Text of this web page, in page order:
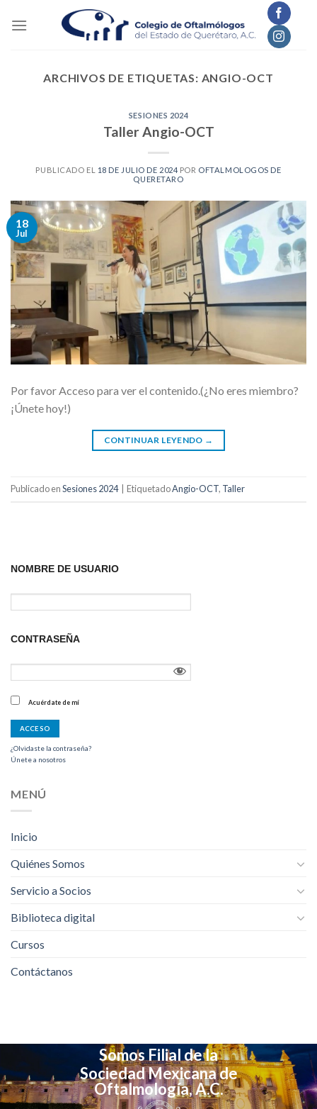
ARCHIVOS DE ETIQUETAS: ANGIO-OCT
SESIONES 2024
Taller Angio-OCT
PUBLICADO EL 18 DE JULIO DE 2024 POR OFTALMOLOGOS DE
QUERETARO
18
Jul
Por favor Acceso para ver el contenido.(¿No eres miembro?
¡Únete hoy!)
CONTINUAR LEYENDO →
Publicado enSesiones 2024 EtiquetadoAngio-OCT, Taller
NOMBRE DE USUARIO
CONTRASEÑA
Acuérdate de mí
¿Olvidaste la contraseña?
Únete a nosotros
MENÚ
Inicio
Quiénes Somos
Servicio a Socios
Biblioteca digital
Cursos
Contáctanos
Somos Filial de la
Sociedad Mexicana de
Oftalmología, A.C.